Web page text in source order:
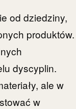
od dziedziny,
produktów.
dyscyplin.
ale w
w